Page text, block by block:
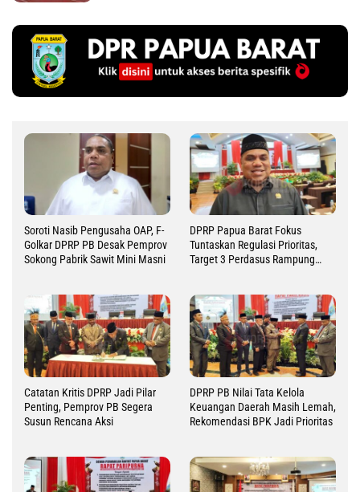
Soroti Nasib Pengusaha OAP, F-
Golkar DPRP PB Desak Pemprov
Sokong Pabrik Sawit Mini Masni
DPRP Papua Barat Fokus
Tuntaskan Regulasi Prioritas,
Target 3 Perdasus Rampung
Catatan Kritis DPRP Jadi Pilar
Penting, Pemprov PB Segera
Susun Rencana Aksi
DPRP PB Nilai Tata Kelola
Keuangan Daerah Masih Lemah,
Rekomendasi BPK Jadi Prioritas